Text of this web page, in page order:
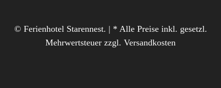
© Ferienhotel Starennest. | * Alle Preise inkl. gesetzl.
Mehrwertsteuer zzgl. Versandkosten